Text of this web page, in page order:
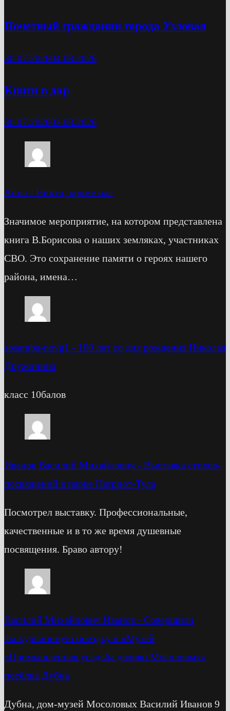
Почетный гражданин города Узловая
30.07.202604.08.2026
Книги в дар
30.07.202603.08.2026
Анна - Никто, кроме нас
Значимое мероприятие, на котором представлена
книга В.Борисова о наших земляках, участниках
СВО. Это сохранение памяти о героях нашего
района, имена…
sosamba-novg1 - 100 лет со дня рождения Николая
Дружинина
класс 10балов
Иванов Василий Михайлович - Выставка стихов-
посвящений в парке Патриот-Тула
Посмотрел выставку. Профессиональные,
качественные и в то же время душевные
посвящения. Браво автору!
Василий Михайлович Иванов - Cовершили
экскурсионную поездку в «Музей
«Промышленная усадьба дворян Мосоловых»
посёлка Дубна
Дубна, дом-музей Мосоловых Василий Иванов 9